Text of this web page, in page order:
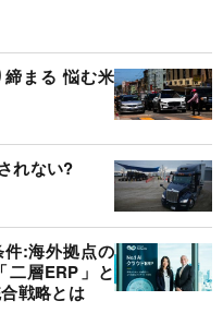
まる 悩む米
れない?
:海外拠点の
二層ERP」と
戦略とは